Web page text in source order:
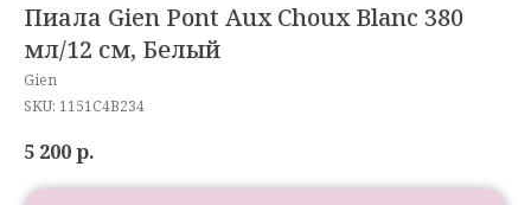
Пиала Gien Pont Aux Choux Blanc 380
мл/12 см, Белый
Gien
SKU: 1151C4B234
5 200р.